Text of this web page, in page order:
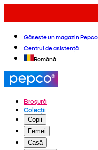
Găsește un magazin Pepco
Centrul de asistență
Română
Broșură
Colecții
Copii
Femei
Casă